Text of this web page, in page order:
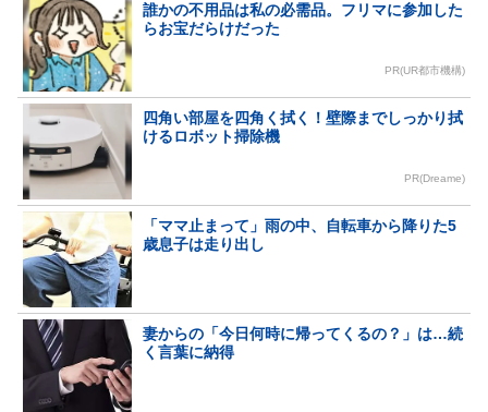
誰かの不用品は私の必需品。フリマに参加した
らお宝だらけだった
PR(UR都市機構)
四角い部屋を四角く拭く！壁際までしっかり拭
けるロボット掃除機
PR(Dreame)
「ママ止まって」雨の中、自転車から降りた5
歳息子は走り出し
妻からの「今日何時に帰ってくるの？」は…続
く言葉に納得